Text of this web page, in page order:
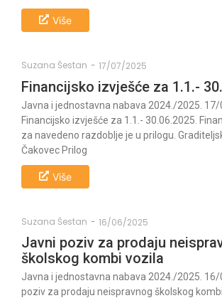
Više
Suzana Šestan - 17/07/2025
Financijsko izvješće za 1.1.-
Javna i jednostavna nabava 2024./2025.
Financijsko izvješće za 1.1.- 30.06.2025.
za navedeno razdoblje je u prilogu.
Čakovec Prilog
Više
Suzana Šestan - 16/06/2025
Javni poziv za prodaju
školskog kombi vozila
Javna i jednostavna nabava 2024./2025.
poziv za prodaju neispravnog školskog